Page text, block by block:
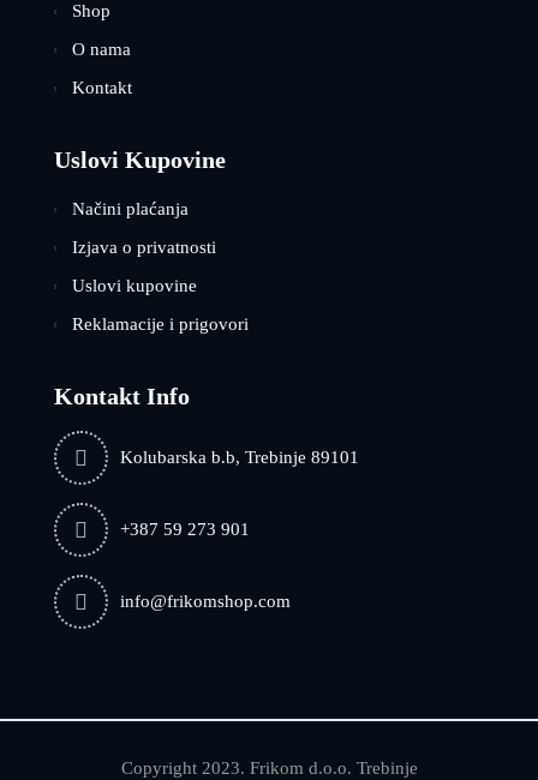
Shop
O nama
Kontakt
Uslovi Kupovine
Načini plaćanja
Izjava o privatnosti
Uslovi kupovine
Reklamacije i prigovori
Kontakt Info
Kolubarska b.b, Trebinje 89101
+387 59 273 901
info@frikomshop.com
Copyright 2023. Frikom d.o.o. Trebinje